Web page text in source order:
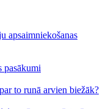
apsaimniekošanas
pasākumi
to runā arvien biežāk?